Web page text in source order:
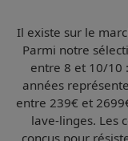
Il existe sur le
Parmi notre
entre 8 et 10/10
années
entre 239€ et
lave-linges. Les
conçus pour